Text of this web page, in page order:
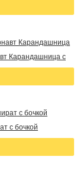
Карандашница с
с бочкой